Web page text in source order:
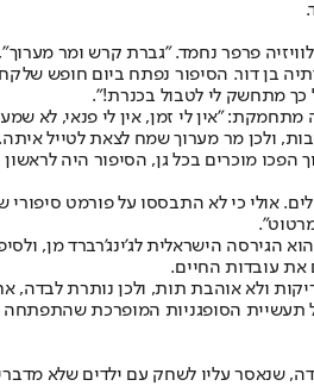
בן דור. הסיפור נפתח ביום חופש
מתחשק לי לטבול בכנרת!".
"אין לי זמן, אין לי פנאי, לא
ולכן מר מערוך שמח לצאת לטייל איתה.
מוכרים בכל גן, הסיפור היה
אולי כי לא התבססו על פורמט
הגירסה הישראלית לג'ינג'רברד
את עובדות החיים.
ולא אוהבת תות, ולכן נותרת
תעשיית הסופגניות המופרכת
שנאסר עליו לשחק עם ילדים שלא